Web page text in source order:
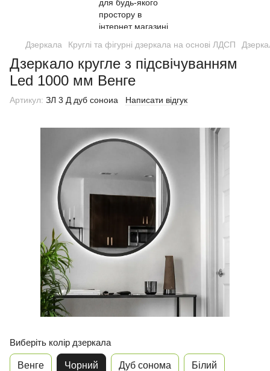
Дзеркала Круглі та фігурні дзеркала на основі ЛДСП
Дзеркало кругле з підсвічуванням
Led 1000 мм Венге
Артикул: ЗЛ 3 Д дуб соноиа Написати відгук
Виберіть колір дзеркала
Венге Чорний Дуб сонома Білий